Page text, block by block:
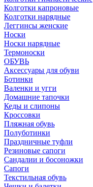
Колготки капроновые
Колготки нарядные
Леггинсы женские
Носки
Носки нарядные
Термоноски
ОБУВЬ
Аксессуары для обуви
Ботинки
Валенки и угги
Домашние тапочки
Кеды и слипоны
Кроссовки
Пляжная обувь
Полуботинки
Праздничные туфли
Резиновые сапоги
Сандалии и босоножки
Сапоги
Текстильная обувь